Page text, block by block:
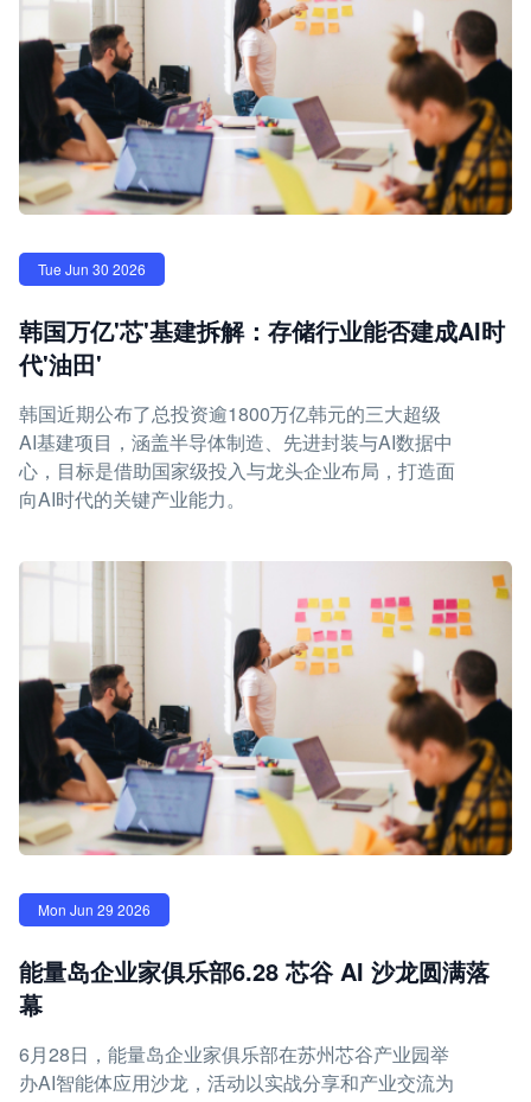
Tue Jun 30 2026
韩国万亿'芯'基建拆解：存储行业能否建成AI时
代'油田'
韩国近期公布了总投资逾1800万亿韩元的三大超级
AI基建项目，涵盖半导体制造、先进封装与AI数据中
心，目标是借助国家级投入与龙头企业布局，打造面
向AI时代的关键产业能力。
Mon Jun 29 2026
能量岛企业家俱乐部6.28 芯谷 AI 沙龙圆满落
幕
6月28日，能量岛企业家俱乐部在苏州芯谷产业园举
办AI智能体应用沙龙，活动以实战分享和产业交流为